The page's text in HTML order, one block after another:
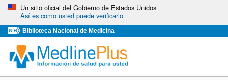
Omita
vaya
al
Contenido
Un sitio oficial del Gobierno de Estados Unidos
Así es como usted puede verificarlo
Biblioteca Nacional de Medicina